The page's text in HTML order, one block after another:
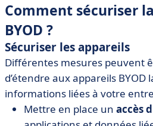
Comment sécuriser
BYOD ?
Sécuriser les appareils
Différentes mesures peuvent
d’étendre aux appareils BYOD
informations liées à votre
Mettre en place un accès